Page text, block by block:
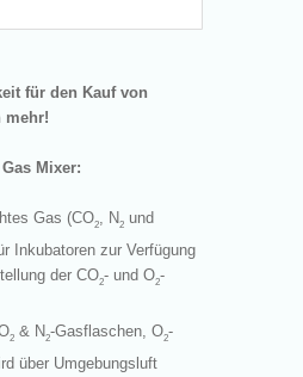
für den Kauf von
mehr!
Mixer:
Gas (CO2 , N 2 und
Inkubatoren zur Verfügung
der CO2- und O2-
2 & N2-Gasflaschen, O2-
über Umgebungsluft